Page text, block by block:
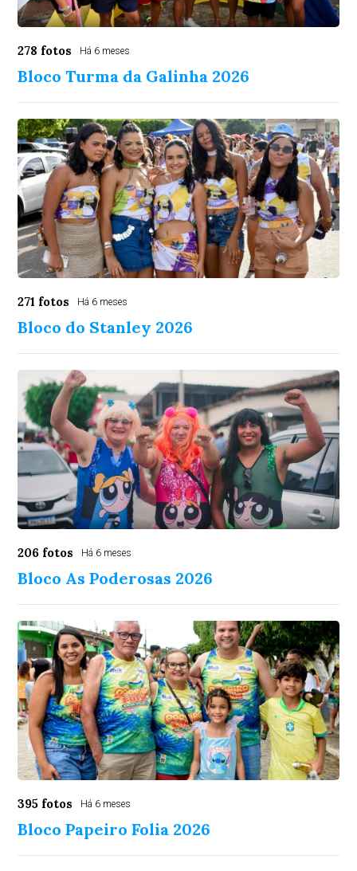
278 fotos Há 6 meses
Bloco Turma da Galinha 2026
271 fotos Há 6 meses
Bloco do Stanley 2026
206 fotos Há 6 meses
Bloco As Poderosas 2026
395 fotos Há 6 meses
Bloco Papeiro Folia 2026